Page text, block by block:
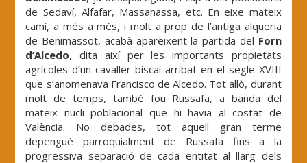
de Sedaví, Alfafar, Massanassa, etc. En eixe mateix
camí, a més a més, i molt a prop de l’antiga alqueria
de Benimassot, acabà apareixent la partida del Forn
d’Alcedo, dita així per les importants propietats
agrícoles d’un cavaller biscaí arribat en el segle XVIII
que s’anomenava Francisco de Alcedo. Tot allò, durant
molt de temps, també fou Russafa, a banda del
mateix nucli poblacional que hi havia al costat de
València. No debades, tot aquell gran terme
depengué parroquialment de Russafa fins a la
progressiva separació de cada entitat al llarg dels